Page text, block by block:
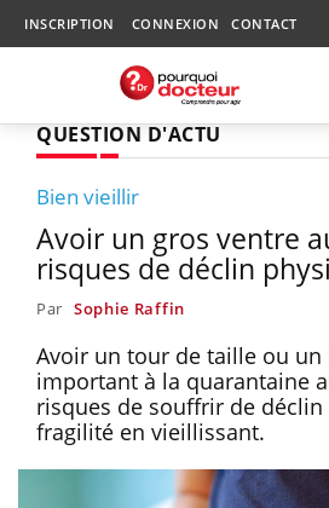
INSCRIPTION CONNEXION CONTACT
QUESTION D'ACTU
Bien vieillir
Avoir un gros ventre
risques de déclin
Par Sophie Raffin
Avoir un tour de taille ou un
important à la quarantaine
risques de souffrir de
fragilité en vieillissant.